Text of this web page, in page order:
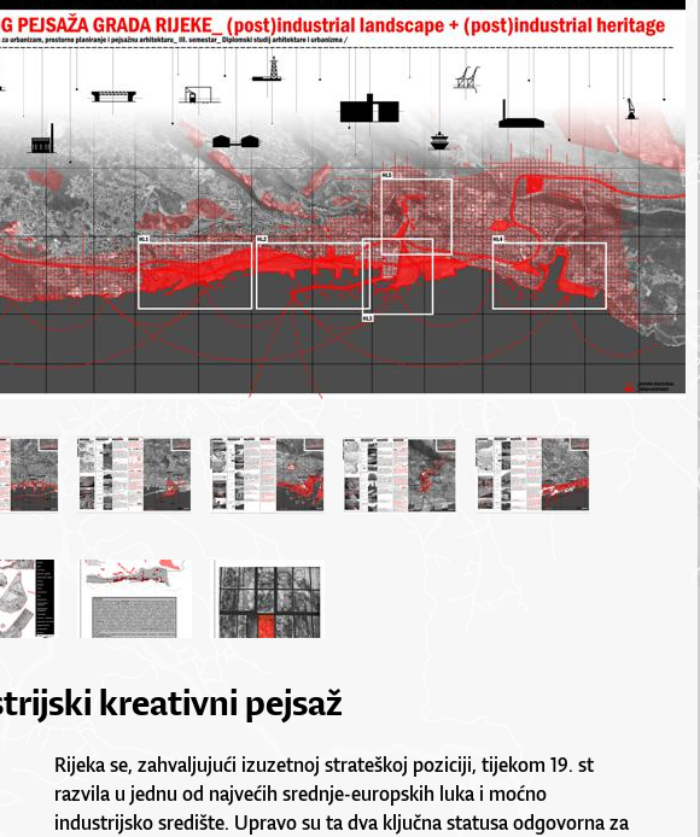
kreativni pejsaž
Rijeka se, zahvaljujući izuzetnoj strateškoj poziciji, tijekom 19. st
razvila u jednu od najvećih srednje-europskih luka i moćno
industrijsko središte. Upravo su ta dva ključna statusa odgovorna za